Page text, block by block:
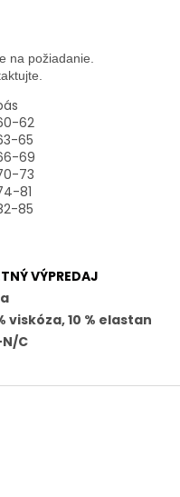
na požiadanie.
62
65
69
73
81
85
VÝPREDAJ
viskóza, 10 % elastan
N/C